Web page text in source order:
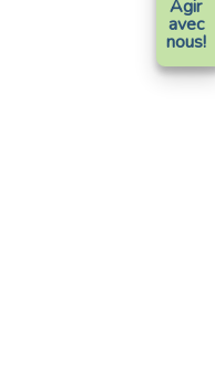
Agir
avec
nous!